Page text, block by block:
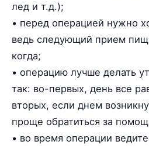
лед и т.д.);
• перед операцией нужно
ведь следующий прием
когда;
• операцию лучше делать
так: во-первых, день все
вторых, если днем
проще обратиться за
• во время операции